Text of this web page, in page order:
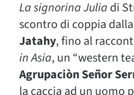
La signorina Julia di
scontro di coppia
Jatahy, fino al
in Asia, un “western
Agrupaciòn Señor
la caccia ad un uomo